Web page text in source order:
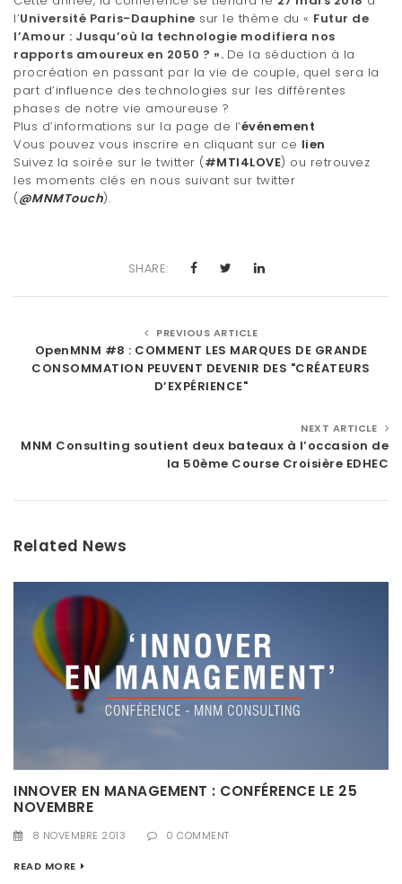
l’Université Paris-Dauphine sur le thème du « Futur de
l’Amour : Jusqu’où la technologie modifiera nos
rapports amoureux en 2050 ? ». De la séduction à la
procréation en passant par la vie de couple, quel sera la
part d’influence des technologies sur les différentes
phases de notre vie amoureuse ?
Plus d’informations sur la page de l’événement
Vous pouvez vous inscrire en cliquant sur ce lien
Suivez la soirée sur le twitter (#MTI4LOVE) ou retrouvez
les moments clés en nous suivant sur twitter
(@MNMTouch).
SHARE:
PREVIOUS ARTICLE
OpenMNM #8 : COMMENT LES MARQUES DE GRANDE
CONSOMMATION PEUVENT DEVENIR DES "CRÉATEURS
D’EXPÉRIENCE"
NEXT ARTICLE
MNM Consulting soutient deux bateaux à l’occasion de
la 50ème Course Croisière EDHEC
Related News
INNOVER EN MANAGEMENT : CONFÉRENCE LE 25
NOVEMBRE
8 NOVEMBRE 2013 0 COMMENT
READ MORE